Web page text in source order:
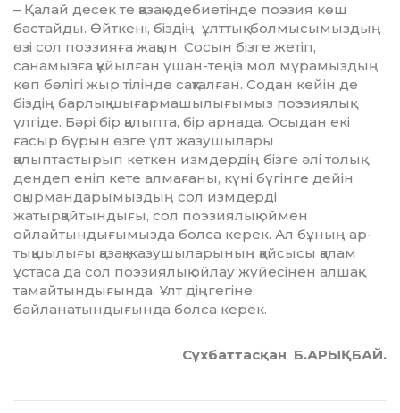
– Қалай десек те қазақ әде­бие­тін­де поэзия көш
бастайды. Өйт­кені, біздің ұлттық болмысымыз­дың
өзі сол поэзияға жақын. Сосын біз­ге жетіп,
санамызға құйылған ұшан-теңіз мол мұрамыздың
көп бөлігі жыр тілінде сақталған. Содан кейін де
біздің барлық шы­ғар­машылығымыз поэзиялық
үлгіде. Бәрі бір қалыпта, бір арнада. Осыдан екі
ғасыр бұрын өзге ұлт жазушылары
қалыптастырып кеткен измдердің бізге әлі толық
дендеп еніп кете алмағаны, күні бүгінге дейін
оқырмандарымыздың сол измдерді
жатырқайтындығы, сол поэ­зиялық оймен
ойлайтын­ды­ғы­мыз­да болса керек. Ал бұның ар­
тық­шылығы қазақ жазушылары­ның қайсысы қалам
ұстаса да сол поэ­зиялық ойлау жүйесінен ал­шақ­­
тамайтындығында. Ұлт дің­ге­гіне
байланатындығында болса ке­рек.
Сұхбаттасқан Б.АРЫҚБАЙ.